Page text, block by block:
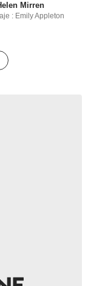
Mirren
: Emily Appleton